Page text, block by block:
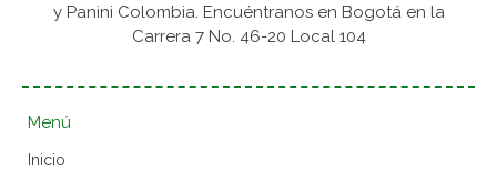
y Panini Colombia. Encuéntranos en Bogotá en la
Carrera 7 No. 46-20 Local 104
Menú
Inicio